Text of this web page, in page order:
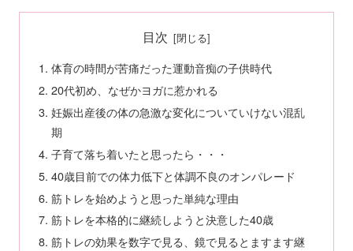
目次
体育の時間が苦痛だった運動音痴の子供時代
20代初め、なぜかヨガに惹かれる
妊娠出産後の体の急激な変化についていけない混乱
期
子育て落ち着いたと思ったら・・・
40歳目前での体力低下と体調不良のオンパレード
筋トレを始めようと思った単純な理由
筋トレを本格的に継続しようと決意した40歳
筋トレの効果を数字で見る、鏡で見るとますます継